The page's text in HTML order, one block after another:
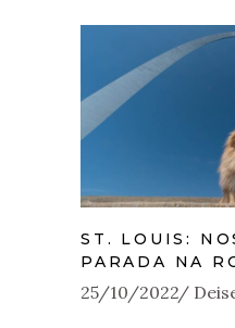
ST. LOUIS:
PARADA NA
25/10/2022